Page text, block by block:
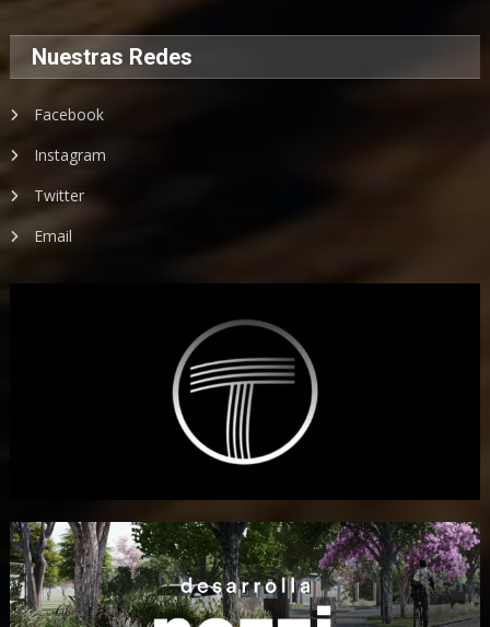
Nuestras Redes
Facebook
Instagram
Twitter
Email